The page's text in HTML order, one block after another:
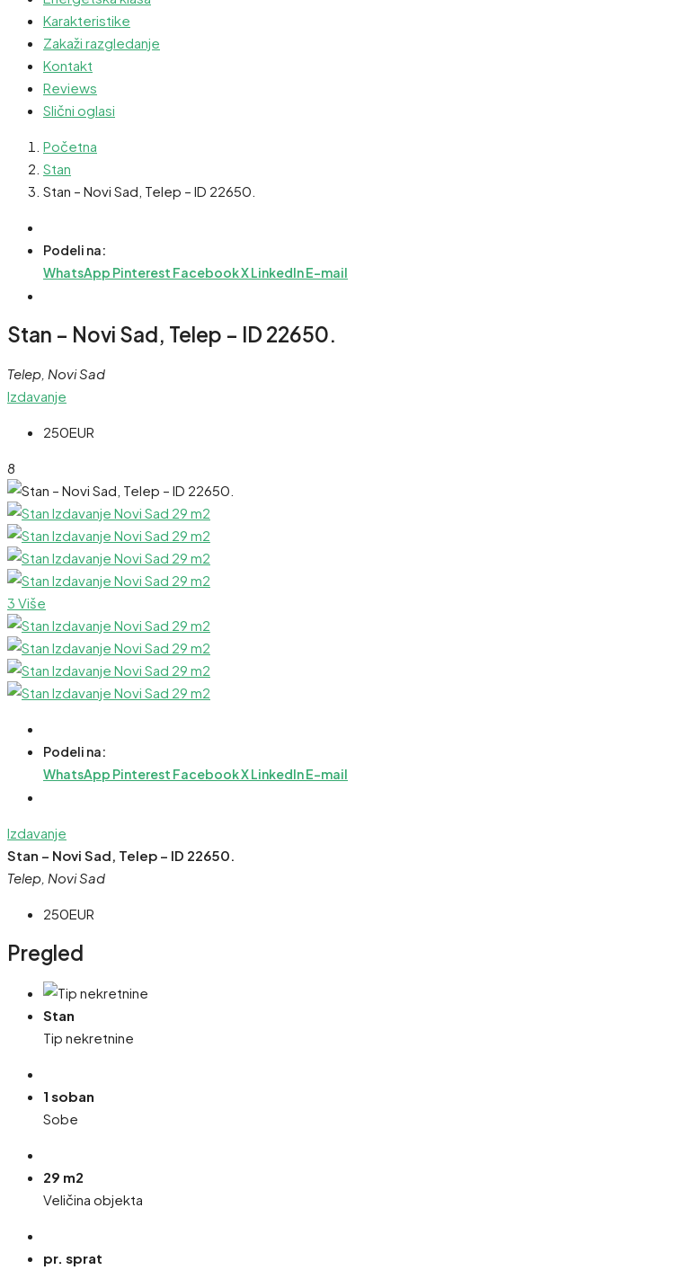
Karakteristike
Zakaži razgledanje
Kontakt
Reviews
Slični oglasi
Početna
Stan
Stan – Novi Sad, Telep – ID 22650.
Podeli na:
WhatsApp Pinterest FacebookXLinkedInE-mail
Stan – Novi Sad, Telep – ID 22650.
Telep, Novi Sad
Izdavanje
250EUR
8
3 Više
Podeli na:
WhatsApp Pinterest FacebookXLinkedInE-mail
Izdavanje
Stan – Novi Sad, Telep – ID 22650.
Telep, Novi Sad
250EUR
Pregled
Stan
Tip nekretnine
1 soban
Sobe
29 m2
Veličina objekta
pr. sprat